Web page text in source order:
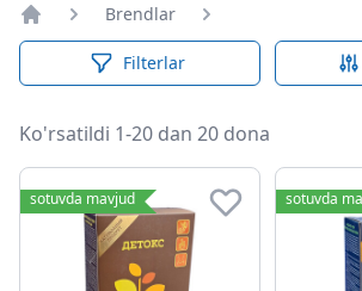
Bosh sahifa
Brendlar
Filterlar
Ko'rsatildi 1-20 dan 20 dona
sotuvda mavjud sotuvda